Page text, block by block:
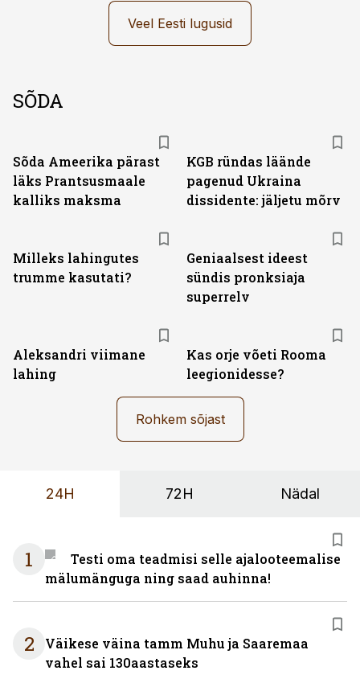
Veel Eesti lugusid
SÕDA
Sõda Ameerika pärast
läks Prantsusmaale
kalliks maksma
KGB ründas läände
pagenud Ukraina
dissidente: jäljetu mõrv
Milleks lahingutes
trumme kasutati?
Geniaalsest ideest
sündis pronksiaja
superrelv
Aleksandri viimane
lahing
Kas orje võeti Rooma
leegionidesse?
Rohkem sõjast
24H 72H Nädal
1
Testi oma teadmisi selle ajalooteemalise
mälumänguga ning saad auhinna!
2
Väikese väina tamm Muhu ja Saaremaa
vahel sai 130aastaseks